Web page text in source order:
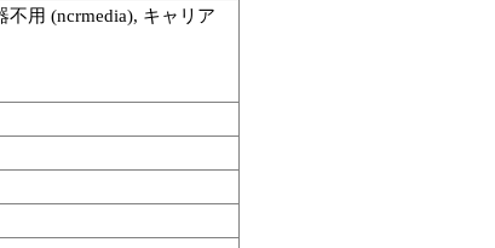
不用 (ncrmedia), キャリア